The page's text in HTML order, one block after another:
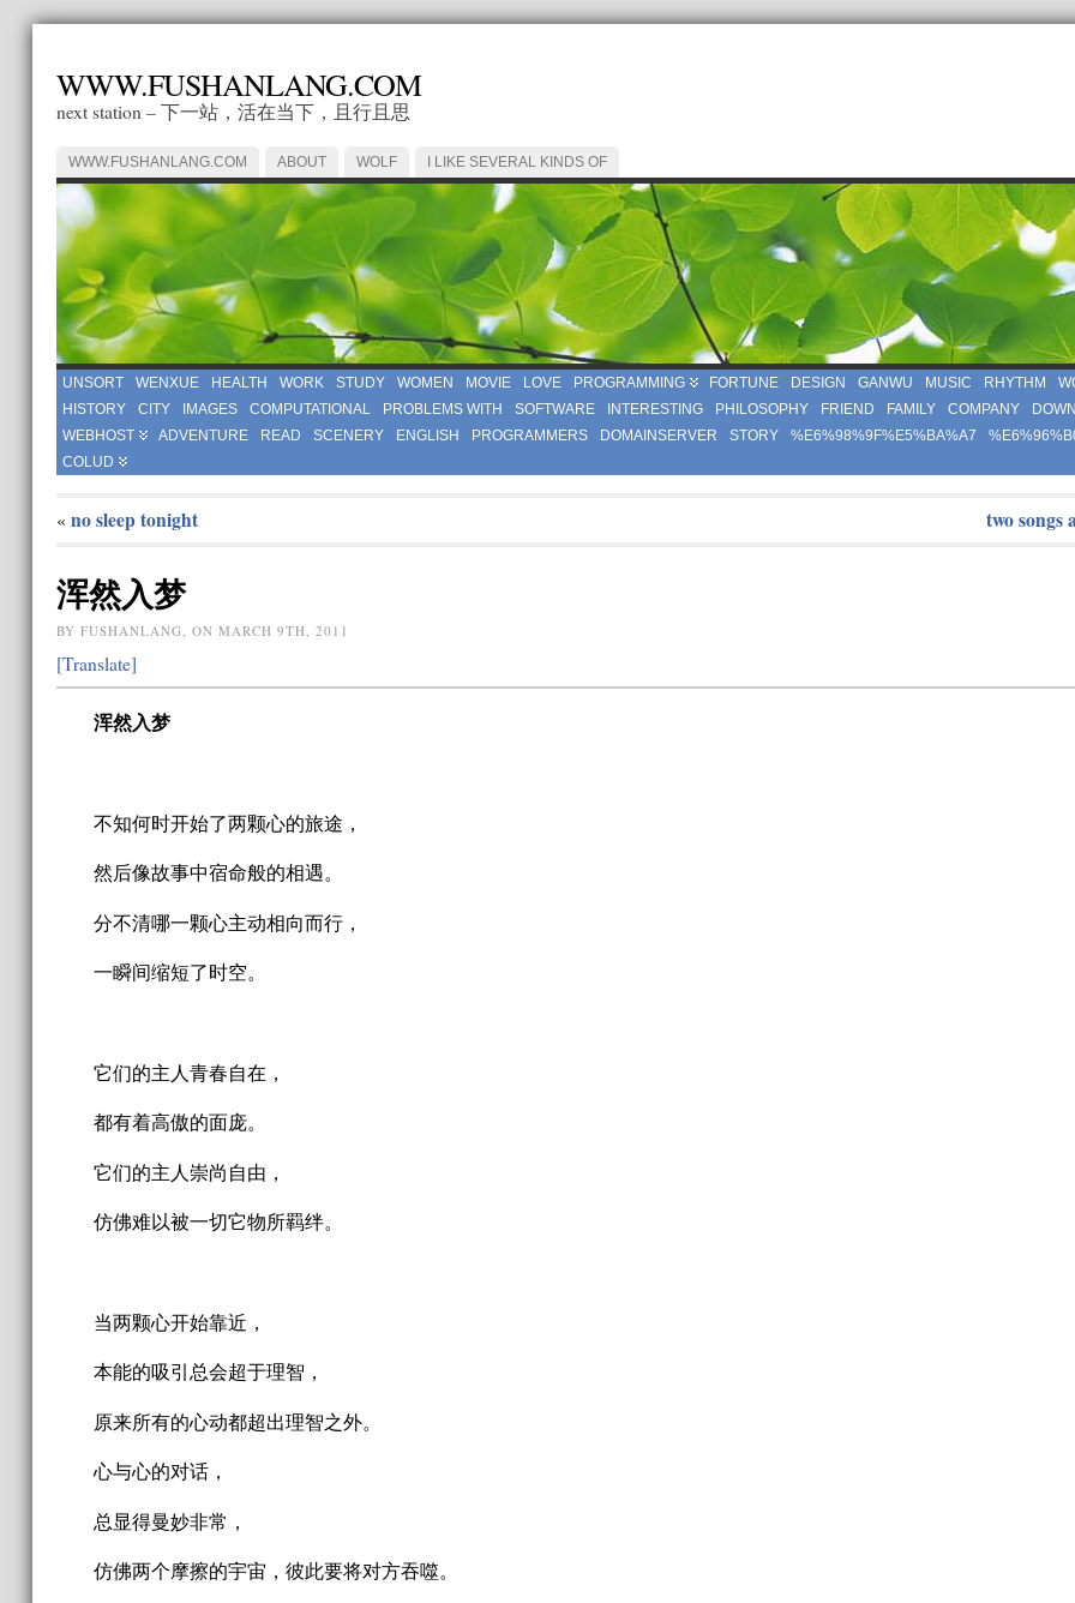
WWW.FUSHANLANG.COM
next station – 下一站，活在当下，且行且思
WWW.FUSHANLANG.COM ABOUT WOLF I LIKE SEVERAL KINDS OF
UNSORT WENXUE HEALTH WORK STUDY WOMEN MOVIE LOVE PROGRAMMING FORTUNE DESIGN GANWU MUSIC RHYTHM
HISTORY
CITY IMAGES COMPUTATIONAL PROBLEMS WITH SOFTWARE INTERESTING PHILOSOPHY FRIEND FAMILY COMPANY
WEBHOST
ADVENTURE READ SCENERY ENGLISH PROGRAMMERS DOMAINSERVER STORY %E6%98%9F%E5%BA%A7
COLUD
« no sleep tonight two songs
浑然入梦
BY FUSHANLANG, ON MARCH 9TH, 2011
[Translate]
浑然入梦
不知何时开始了两颗心的旅途，
然后像故事中宿命般的相遇。
分不清哪一颗心主动相向而行，
一瞬间缩短了时空。
它们的主人青春自在，
都有着高傲的面庞。
它们的主人崇尚自由，
仿佛难以被一切它物所羁绊。
当两颗心开始靠近，
本能的吸引总会超于理智，
原来所有的心动都超出理智之外。
心与心的对话，
总显得曼妙非常，
仿佛两个摩擦的宇宙，彼此要将对方吞噬。